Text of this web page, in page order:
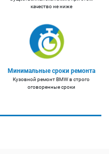
качество не ниже
Минимальные сроки ремонта
Кузовной ремонт BMW в строго
оговоренные сроки